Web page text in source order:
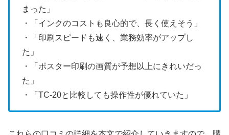
まった」
・「インクのコストも良心的で、長く使えそう」
・「印刷スピードも速く、業務効率がアップし
た」
・「ポスター印刷の画質が予想以上にきれいだっ
た」
・「TC-20と比較しても操作性が優れていた」